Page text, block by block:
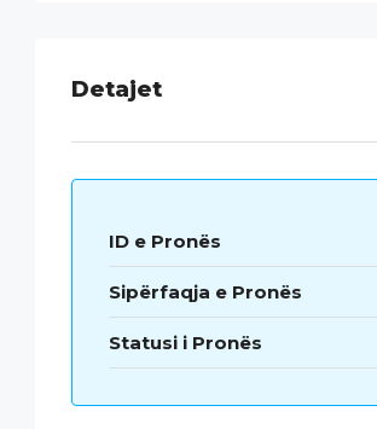
Detajet
ID e Pronës
Sipërfaqja e Pronës
Statusi i Pronës